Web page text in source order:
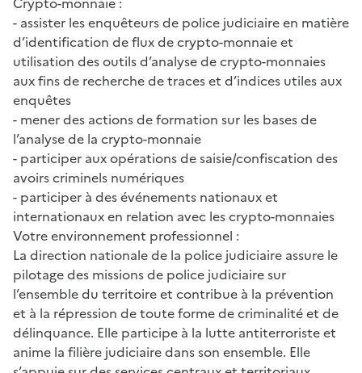
- assister les enquêteurs de police judiciaire en matière
d’identification de flux de crypto-monnaie et
utilisation des outils d’analyse de crypto-monnaies
aux fins de recherche de traces et d’indices utiles aux
enquêtes
- mener des actions de formation sur les bases de
l’analyse de la crypto-monnaie
- participer aux opérations de saisie/confiscation des
avoirs criminels numériques
- participer à des événements nationaux et
internationaux en relation avec les crypto-monnaies
Votre environnement professionnel :
La direction nationale de la police judiciaire assure le
pilotage des missions de police judiciaire sur
l’ensemble du territoire et contribue à la prévention
et à la répression de toute forme de criminalité et de
délinquance. Elle participe à la lutte antiterroriste et
anime la filière judiciaire dans son ensemble. Elle